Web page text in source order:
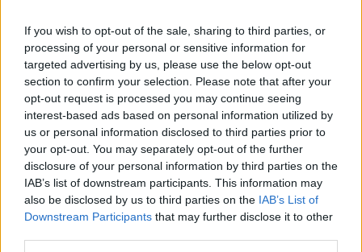
If you wish to opt-out of the sale, sharing to third parties, or
processing of your personal or sensitive information for
targeted advertising by us, please use the below opt-out
section to confirm your selection. Please note that after your
opt-out request is processed you may continue seeing
interest-based ads based on personal information utilized by
us or personal information disclosed to third parties prior to
your opt-out. You may separately opt-out of the further
disclosure of your personal information by third parties on the
IAB’s list of downstream participants. This information may
also be disclosed by us to third parties on the IAB’s List of
Downstream Participants that may further disclose it to other
Det som jag verkligen uppmärksammade är dom
varma, koppriga blonda håren. Jag hade en föraning
att just den blonda tonen skulle poppa fram detta år.
[…]